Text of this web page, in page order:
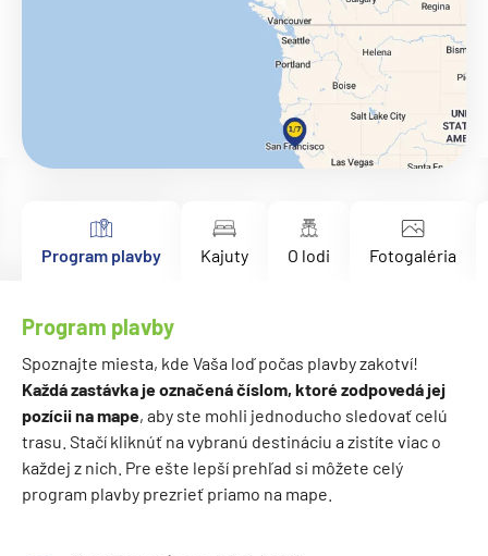
Program plavby Kajuty O lodi Fotogaléria
Program plavby
Spoznajte miesta, kde Vaša loď počas plavby zakotví!
Každá zastávka je označená číslom, ktoré zodpovedá jej
pozícii na mape, aby ste mohli jednoducho sledovať celú
trasu. Stačí kliknúť na vybranú destináciu a zistíte viac o
každej z nich. Pre ešte lepší prehľad si môžete celý
program plavby prezrieť priamo na mape.